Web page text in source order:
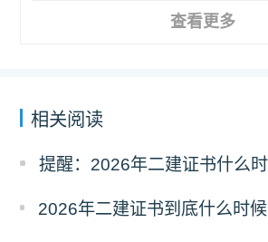
查看更多
相关阅读
提醒：2026年二建证书什么时